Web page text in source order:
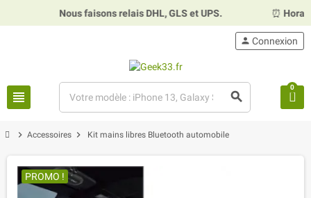
Nous faisons relais DHL, GLS et UPS. ⏰
view_headline search
person Connexion
0
chevron_right Accessoires chevron_right Kit mains libres Bluetooth automobile
PROMO !